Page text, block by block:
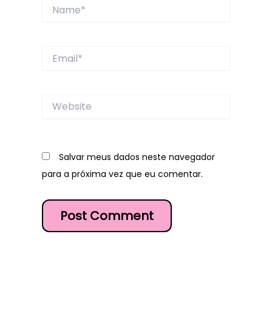
Website
Salvar meus dados neste navegador
para a próxima vez que eu comentar.